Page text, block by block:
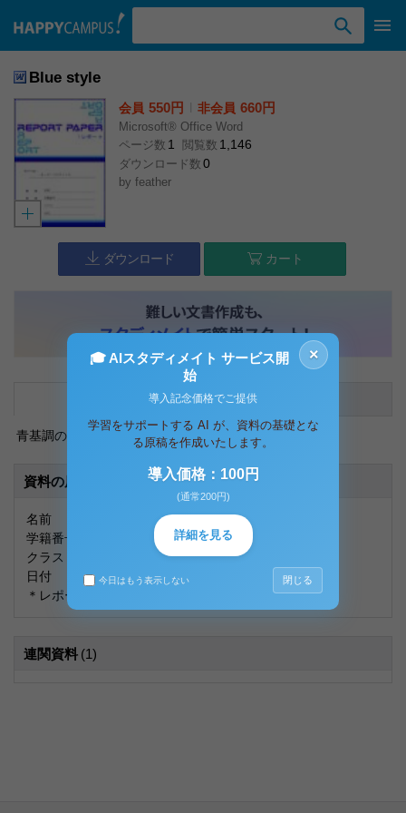
Blue style
会員 550円 非会員 660円
Microsoft® Office Word
ページ数 1 閲覧数 1,146
ダウンロード数 0
by feather
ダウンロード カート
コメント（0件）
青基調のデザイン
資料の原本内容
名前
学籍番号
クラス
日付
＊レポートのタイトル
連関資料 (1)
×
🎓 AIスタディメイト サービス開
始
導入記念価格でご提供
学習をサポートする AI が、資料の基礎とな
る原稿を作成いたします。
導入価格：100円
(通常200円)
詳細を見る
今日はもう表示しない 閉じる